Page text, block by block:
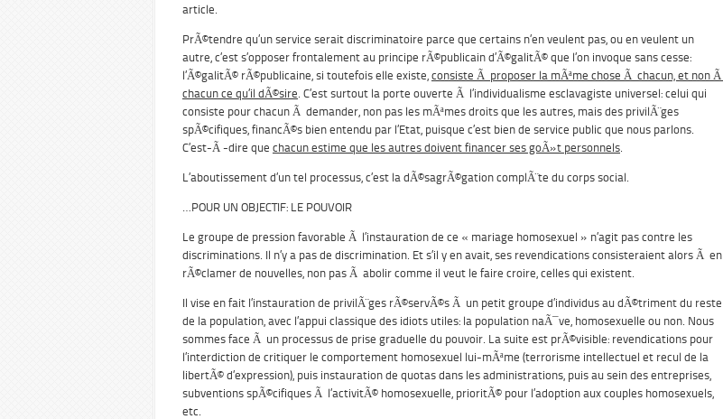
article.
PrÃ©tendre qu’un service serait discriminatoire parce que certains n’en veulent pas, ou en veulent un
autre, c’est s’opposer frontalement au principe rÃ©publicain d’Ã©galitÃ© que l’on invoque sans cesse:
l’Ã©galitÃ© rÃ©publicaine, si toutefois elle existe, consiste Ã proposer la mÃªme chose Ã chacun, et non Ã
chacun ce qu’il dÃ©sire. C’est surtout la porte ouverte Ã l’individualisme esclavagiste universel: celui qui
consiste pour chacun Ã demander, non pas les mÃªmes droits que les autres, mais des privilÃ¨ges
spÃ©cifiques, financÃ©s bien entendu par l’Etat, puisque c’est bien de service public que nous parlons.
C’est-Ã -dire que chacun estime que les autres doivent financer ses goÃ»t personnels.
L’aboutissement d’un tel processus, c’est la dÃ©sagrÃ©gation complÃ¨te du corps social.
…POUR UN OBJECTIF: LE POUVOIR
Le groupe de pression favorable Ã l’instauration de ce « mariage homosexuel » n’agit pas contre les
discriminations. Il n’y a pas de discrimination. Et s’il y en avait, ses revendications consisteraient alors Ã en
rÃ©clamer de nouvelles, non pas Ã abolir comme il veut le faire croire, celles qui existent.
Il vise en fait l’instauration de privilÃ¨ges rÃ©servÃ©s Ã un petit groupe d’individus au dÃ©triment du reste
de la population, avec l’appui classique des idiots utiles: la population naÃ¯ve, homosexuelle ou non. Nous
sommes face Ã un processus de prise graduelle du pouvoir. La suite est prÃ©visible: revendications pour
l’interdiction de critiquer le comportement homosexuel lui-mÃªme (terrorisme intellectuel et recul de la
libertÃ© d’expression), puis instauration de quotas dans les administrations, puis au sein des entreprises,
subventions spÃ©cifiques Ã l’activitÃ© homosexuelle, prioritÃ© pour l’adoption aux couples homosexuels,
etc.